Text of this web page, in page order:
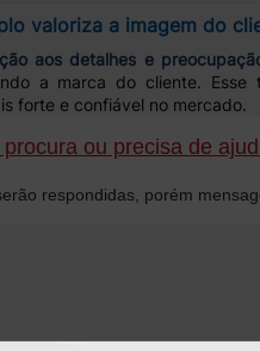
valoriza a imagem do
aos detalhes e
a marca do cliente. Esse
forte e confiável no mercado.
ou precisa de
respondidas, porém